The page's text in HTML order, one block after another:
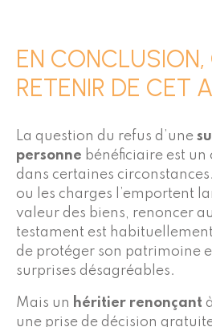
EN CONCLUSION,
RETENIR DE CET
La question du refus d’une
personne bénéficiaire est un
dans certaines
ou les charges l’emportent
valeur des biens, renoncer
testament est
de protéger son patrimoine
surprises désagréables.
Mais un héritier renonçant
une prise de décision